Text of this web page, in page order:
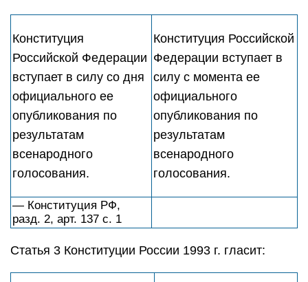
Конституция
Российской Федерации
вступает в силу со дня
официального ее
опубликования по
результатам
всенародного
голосования.
Конституция Российской
Федерации вступает в
силу с момента ее
официального
опубликования по
результатам
всенародного
голосования.
— Конституция РФ,
разд. 2, арт. 137 с. 1
Статья 3 Конституции России 1993 г. гласит: